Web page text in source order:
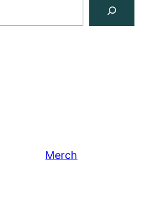
Merch